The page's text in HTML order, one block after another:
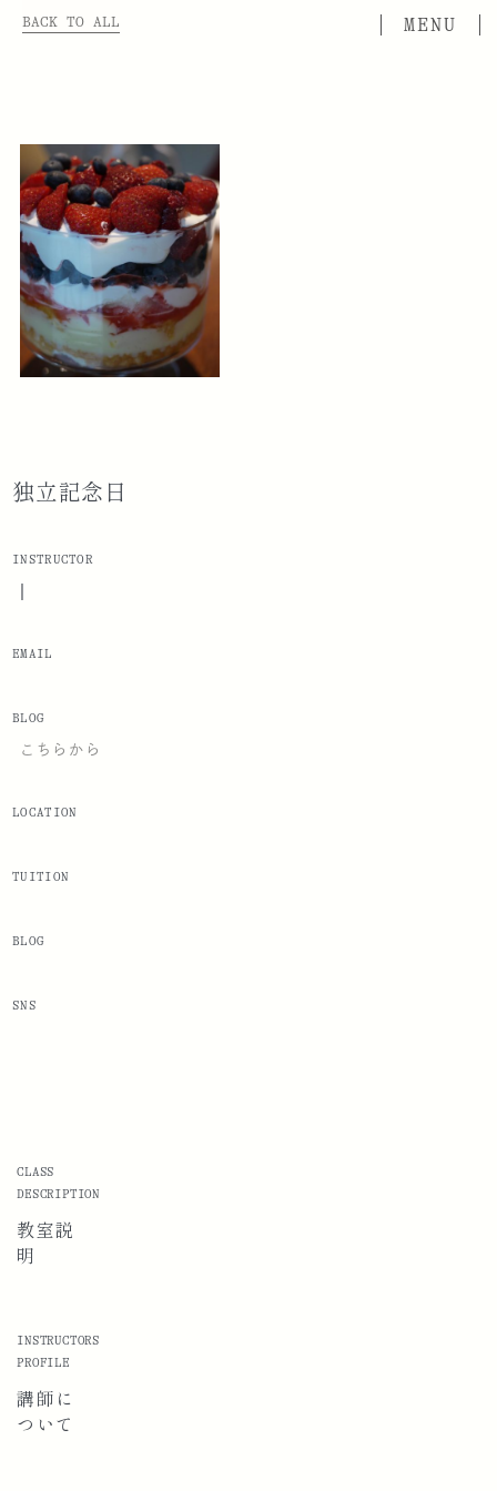
BACK TO ALL
独立記念日
INSTRUCTOR
|
EMAIL
BLOG
こちらから
LOCATION
TUITION
BLOG
SNS
CLASS
DESCRIPTION
教室説
明
INSTRUCTORS
PROFILE
講師に
ついて